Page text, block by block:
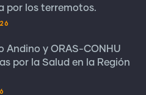
por los terremotos.
Andino y ORAS-CONHU
por la Salud en la Región